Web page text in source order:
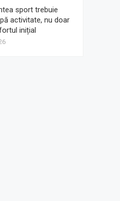
sport trebuie
activitate, nu doar
inițial